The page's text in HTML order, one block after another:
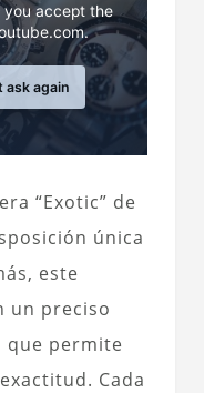
you accept the
ask again
“Exotic” de
única
este
un preciso
que permite
Cada